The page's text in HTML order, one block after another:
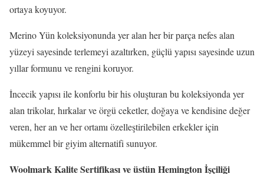
ortaya koyuyor.
Merino Yün koleksiyonunda yer alan her bir parça nefes alan
yüzeyi sayesinde terlemeyi azaltırken, güçlü yapısı sayesinde uzun
yıllar formunu ve rengini koruyor.
İncecik yapısı ile konforlu bir his oluşturan bu koleksiyonda yer
alan trikolar, hırkalar ve örgü ceketler, doğaya ve kendisine değer
veren, her an ve her ortamı özelleştirilebilen erkekler için
mükemmel bir giyim alternatifi sunuyor.
Woolmark Kalite Sertifikası ve üstün Hemington İşçiliği